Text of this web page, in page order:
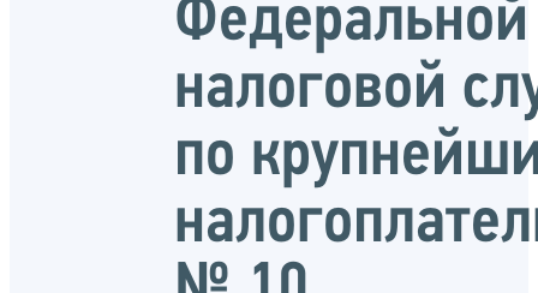
Федеральной
налоговой
по